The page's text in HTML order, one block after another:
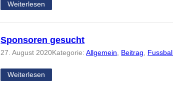
Weiterlesen
Sponsoren gesucht
27. August 2020Kategorie:Allgemein, Beitrag,
Weiterlesen